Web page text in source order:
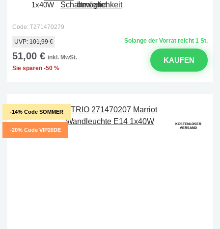
1x40W
Code: T271470279
Solange der Vorrat reicht 1 St.
UVP: 101,99 €
51,00 € inkl. MwSt.
Sie sparen -50 %
KAUFEN
-14% Code SOMMER
-20% Code VIP20DE
KOSTENLOSER
VERSAND